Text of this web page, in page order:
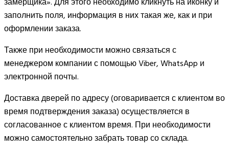
заполнить поля, информация в них такая же, как и при
оформлении заказа.
Также при необходимости можно связаться с
менеджером компании с помощью Viber, WhatsApp и
электронной почты.
Доставка дверей по адресу (оговаривается с клиентом во
время подтверждения заказа) осуществляется в
согласованное с клиентом время. При необходимости
можно самостоятельно забрать товар со склада.